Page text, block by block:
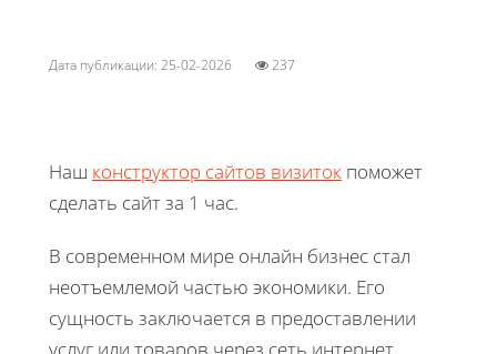
Дата публикации: 25-02-2026 237
Наш конструктор сайтов визиток поможет
сделать сайт за 1 час.
В современном мире онлайн бизнес стал
неотъемлемой частью экономики. Его
сущность заключается в предоставлении
услуг или товаров через сеть интернет.